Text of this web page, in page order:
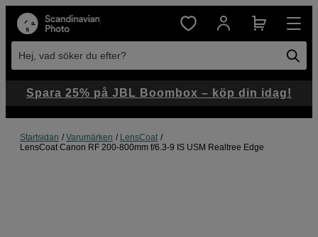
Hej, vad söker du efter?
Startsidan Varumärken
LensCoat
LensCoat Canon RF 200-800mm f/6.3-9 IS USM Realtree Edge
Spara 25% på JBL Boombox – köp din idag!